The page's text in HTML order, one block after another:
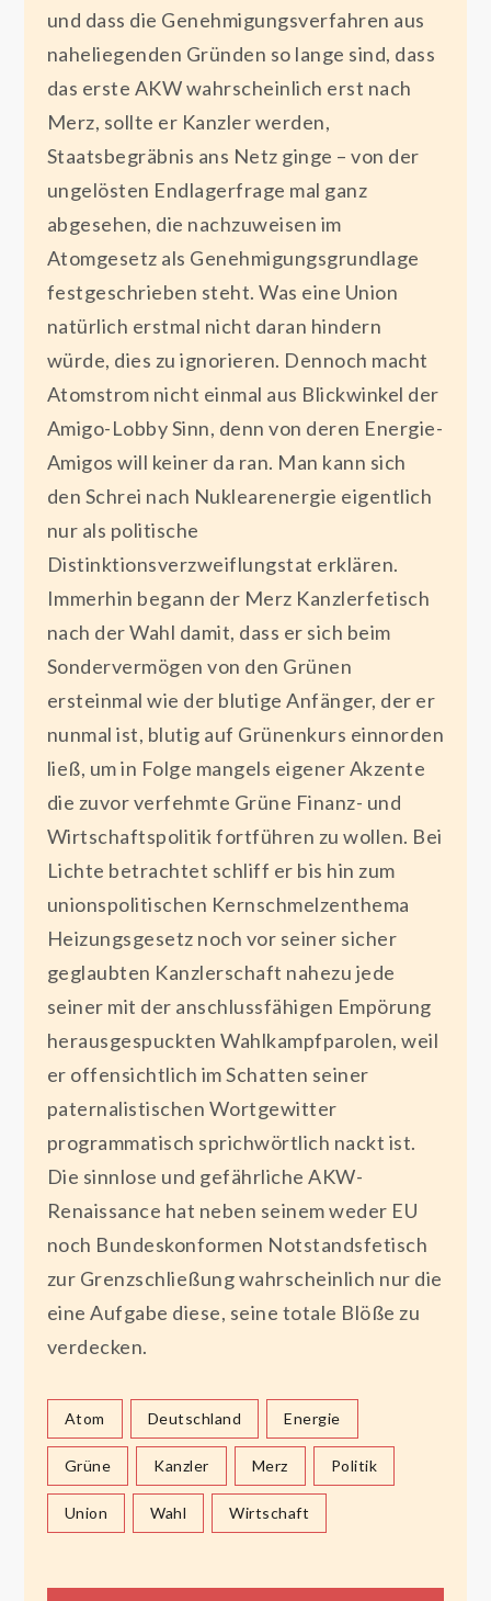
und dass die Genehmigungsverfahren aus
naheliegenden Gründen so lange sind, dass
das erste AKW wahrscheinlich erst nach
Merz, sollte er Kanzler werden,
Staatsbegräbnis ans Netz ginge – von der
ungelösten Endlagerfrage mal ganz
abgesehen, die nachzuweisen im
Atomgesetz als Genehmigungsgrundlage
festgeschrieben steht. Was eine Union
natürlich erstmal nicht daran hindern
würde, dies zu ignorieren. Dennoch macht
Atomstrom nicht einmal aus Blickwinkel der
Amigo-Lobby Sinn, denn von deren Energie-
Amigos will keiner da ran. Man kann sich
den Schrei nach Nuklearenergie eigentlich
nur als politische
Distinktionsverzweiflungstat erklären.
Immerhin begann der Merz Kanzlerfetisch
nach der Wahl damit, dass er sich beim
Sondervermögen von den Grünen
ersteinmal wie der blutige Anfänger, der er
nunmal ist, blutig auf Grünenkurs einnorden
ließ, um in Folge mangels eigener Akzente
die zuvor verfehmte Grüne Finanz- und
Wirtschaftspolitik fortführen zu wollen. Bei
Lichte betrachtet schliff er bis hin zum
unionspolitischen Kernschmelzenthema
Heizungsgesetz noch vor seiner sicher
geglaubten Kanzlerschaft nahezu jede
seiner mit der anschlussfähigen Empörung
herausgespuckten Wahlkampfparolen, weil
er offensichtlich im Schatten seiner
paternalistischen Wortgewitter
programmatisch sprichwörtlich nackt ist.
Die sinnlose und gefährliche AKW-
Renaissance hat neben seinem weder EU
noch Bundeskonformen Notstandsfetisch
zur Grenzschließung wahrscheinlich nur die
eine Aufgabe diese, seine totale Blöße zu
verdecken.
Atom Deutschland Energie
Grüne Kanzler Merz Politik
Union Wahl Wirtschaft